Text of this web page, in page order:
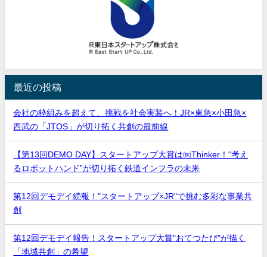
最近の投稿
会社の枠組みを超えて、挑戦を社会実装へ！JR×東急×小田急×
西武の「JTOS」が切り拓く共創の最前線
【第13回DEMO DAY】スタートアップ大賞は㈱Thinker！“考え
るロボットハンド”が切り拓く鉄道インフラの未来
第12回デモデイ続報！"スタートアップ×JR"で挑む多彩な事業共
創
第12回デモデイ報告！スタートアップ大賞"おてつたび"が描く
「地域共創」の希望